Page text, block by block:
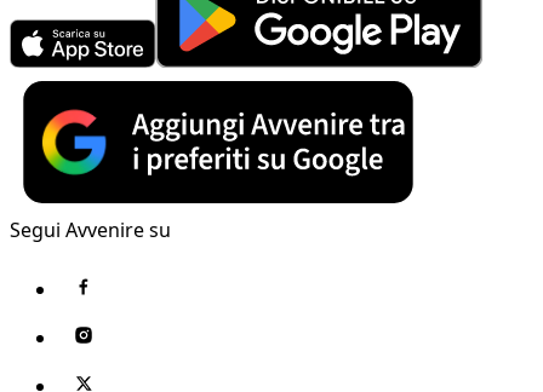
Segui Avvenire su